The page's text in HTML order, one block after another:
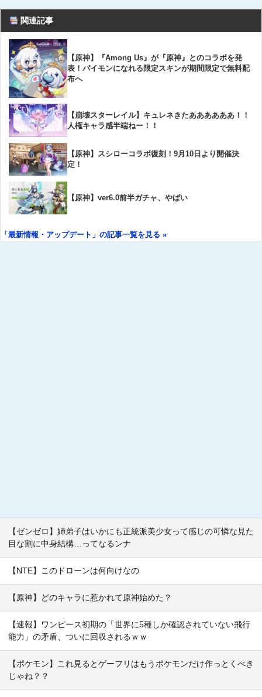
関連記事
【原神】『Among Us』が『原神』とのコラボを発
表！パイモンになれる限定スキンが期間限定で無料配
布へ
【崩壊スターレイル】キュレネきたああああああ！！
人権キャラ感半端ねー！！
【原神】スシローコラボ復刻！9月10日より開催決
定！
【原神】ver6.0前半ガチャ、やばい
「最新情報・アップデート」の記事一覧を見る »
【ゼンゼロ】姉弟子はいかにも正統派美少女って感じの可憐な見た
目な割に中身結構…ってなるンナ
【NTE】このドローンは何向けなの
【原神】どのキャラに惹かれて原神始めた？
【速報】ワンピース初期の「世界に5種しか確認されていない飛行
能力」の矛盾、ついに回収されるｗｗ
【ポケモン】これ見るとゲーフリはもうポケモンだけ作っとくべき
じゃね？？